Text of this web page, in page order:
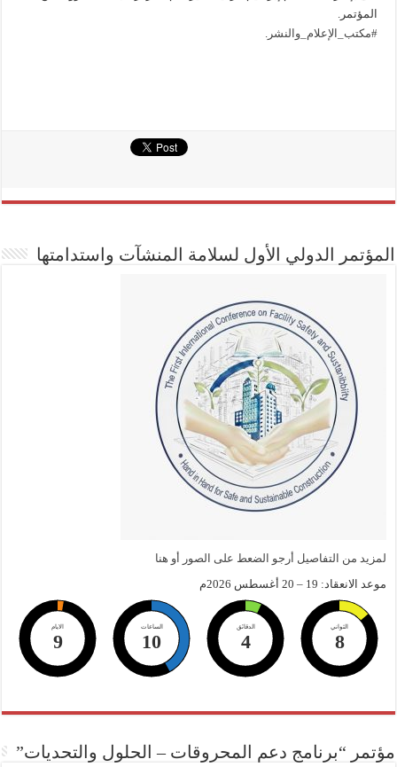
المؤتمر.
#مكتب_الإعلام_والنشر.
المؤتمر الدولي الأول لسلامة المنشآت واستدامتها
لمزيد من التفاصيل أرجو الضعط على الصور أو هنا
موعد الانعقاد: 19 – 20 أغسطس 2026م
الايام
9
الساعات
10
الدقائق
4
الثواني
7
مؤتمر “برنامج دعم المحروقات – الحلول والتحديات”